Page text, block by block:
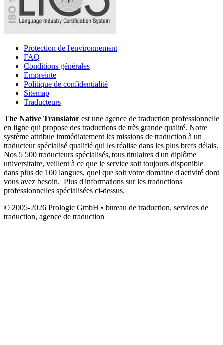
Protection de l'environnement
FAQ
Conditions générales
Empreinte
Politique de confidentialité
Sitemap
Traducteurs
The Native Translator est une agence de traduction professionnelle
en ligne qui propose des traductions de très grande qualité. Notre
système attribue immédiatement les missions de traduction à un
traducteur spécialisé qualifié qui les réalise dans les plus brefs délais.
Nos 5 500 traducteurs spécialisés, tous titulaires d'un diplôme
universitaire, veillent à ce que le service soit toujours disponible
dans plus de 100 langues, quel que soit votre domaine d'activité dont
vous avez besoin. Plus d'informations sur les traductions
professionnelles spécialisées ci-dessus.
© 2005-2026 Prologic GmbH • bureau de traduction, services de
traduction, agence de traduction